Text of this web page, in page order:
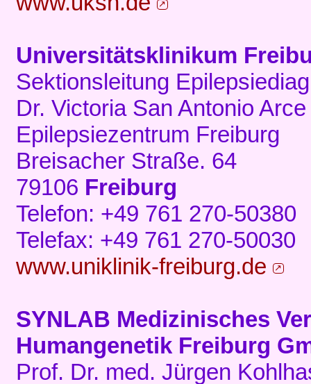
Universitätsklinikum
Sektionsleitung
Dr. Victoria San Antonio Arce
Epilepsiezentrum Freiburg
Breisacher Straße. 64
79106 Freiburg
Telefon: +49 761 270-50380
Telefax: +49 761 270-50030
www.uniklinik-freiburg.de
SYNLAB Medizinisches
Humangenetik Freiburg
Prof. Dr. med. Jürgen